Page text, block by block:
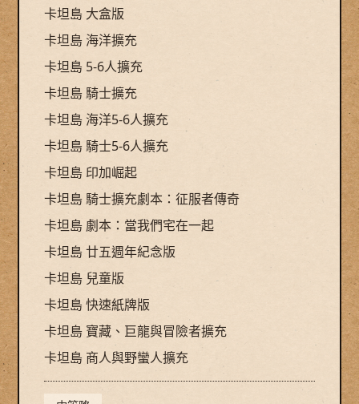
卡坦島 大盒版
卡坦島 海洋擴充
卡坦島 5-6人擴充
卡坦島 騎士擴充
卡坦島 海洋5-6人擴充
卡坦島 騎士5-6人擴充
卡坦島 印加崛起
卡坦島 騎士擴充劇本：征服者傳奇
卡坦島 劇本：當我們宅在一起
卡坦島 廿五週年紀念版
卡坦島 兒童版
卡坦島 快速紙牌版
卡坦島 寶藏、巨龍與冒險者擴充
卡坦島 商人與野蠻人擴充